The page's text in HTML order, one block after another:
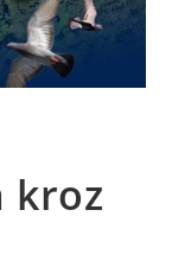
kroz